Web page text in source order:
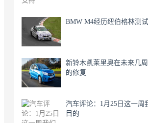
BMW M4经历纽伯格林测试
新铃木凯莱里奥在未来几
的修复
汽车评论：1月25日这一周
目的